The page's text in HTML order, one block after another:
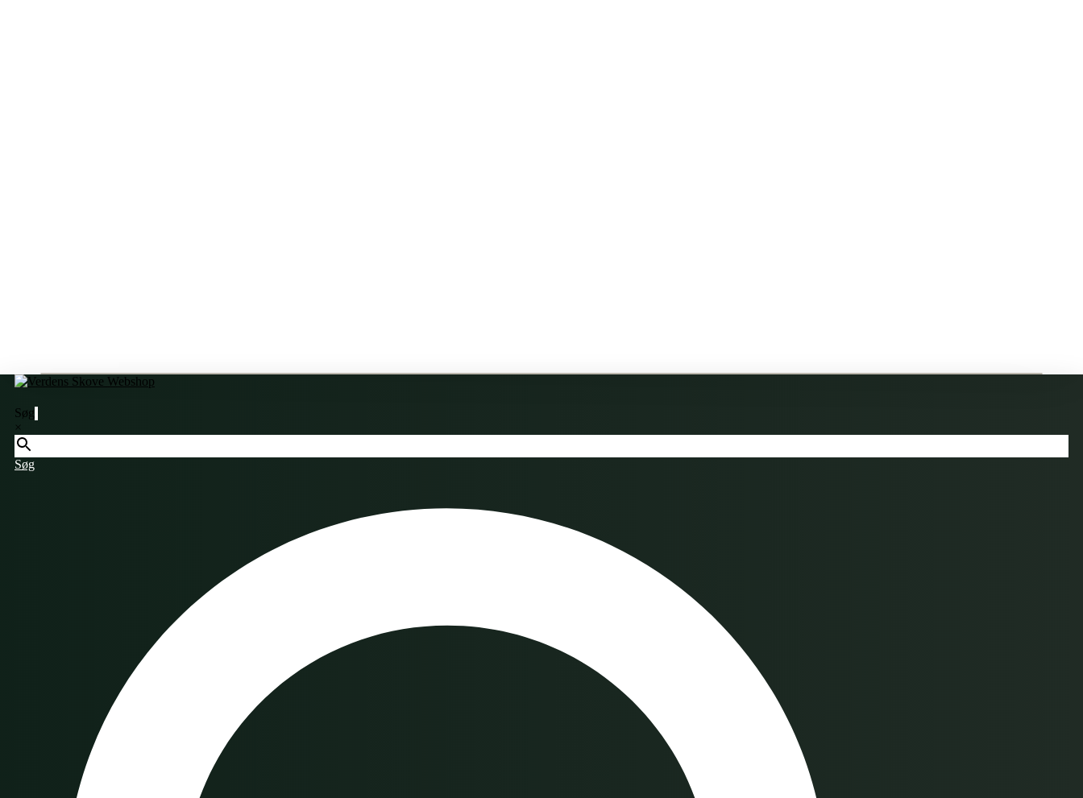
Søg
×
Søg